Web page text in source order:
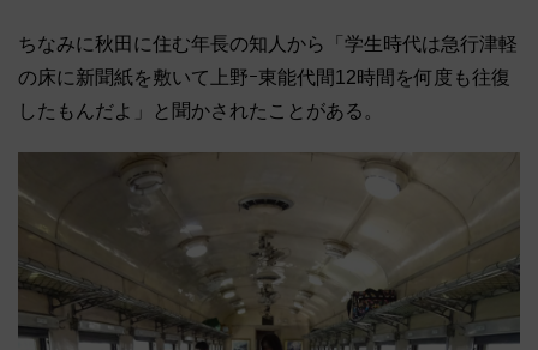
ちなみに秋田に住む年長の知人から「 学生時代は急行津軽
の床に新聞紙を敷いて上野ｰ東能代間12時間 を何度も往復
したもんだよ」と聞かされたことがある。